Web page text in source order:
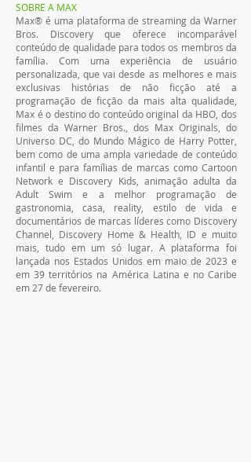
SOBRE A MAX
Max® é uma plataforma de streaming da Warner
Bros. Discovery que oferece incomparável
conteúdo de qualidade para todos os membros da
família. Com uma experiência de usuário
personalizada, que vai desde as melhores e mais
exclusivas histórias de não ficção até a
programação de ficção da mais alta qualidade,
Max é o destino do conteúdo original da HBO, dos
filmes da Warner Bros., dos Max Originals, do
Universo DC, do Mundo Mágico de Harry Potter,
bem como de uma ampla variedade de conteúdo
infantil e para famílias de marcas como Cartoon
Network e Discovery Kids, animação adulta da
Adult Swim e a melhor programação de
gastronomia, casa, reality, estilo de vida e
documentários de marcas líderes como Discovery
Channel, Discovery Home & Health, ID e muito
mais, tudo em um só lugar. A plataforma foi
lançada nos Estados Unidos em maio de 2023 e
em 39 territórios na América Latina e no Caribe
em 27 de fevereiro.